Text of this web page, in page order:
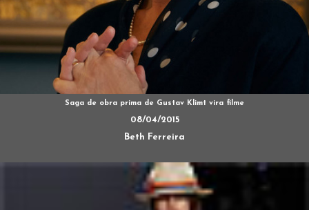
Saga de obra prima de Gustav Klimt vira filme
08/04/2015
Beth Ferreira